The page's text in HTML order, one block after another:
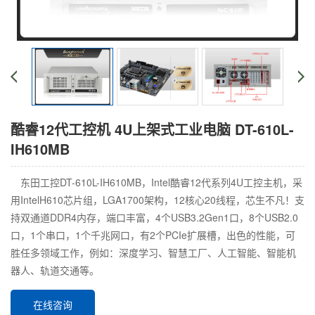
酷睿12代工控机 4U上架式工业电脑 DT-610L-
IH610MB
东田工控DT-610L-IH610MB，Intel酷睿12代系列4U工控主机，采
用IntelH610芯片组，LGA1700架构，12核心20线程，芯生不凡！支
持双通道DDR4内存，端口丰富，4个USB3.2Gen1口，8个USB2.0
口，1个串口，1个千兆网口，有2个PCIe扩展槽，出色的性能，可
胜任多领域工作，例如：深度学习、智慧工厂、人工智能、智能机
器人、轨道交通等。
在线咨询